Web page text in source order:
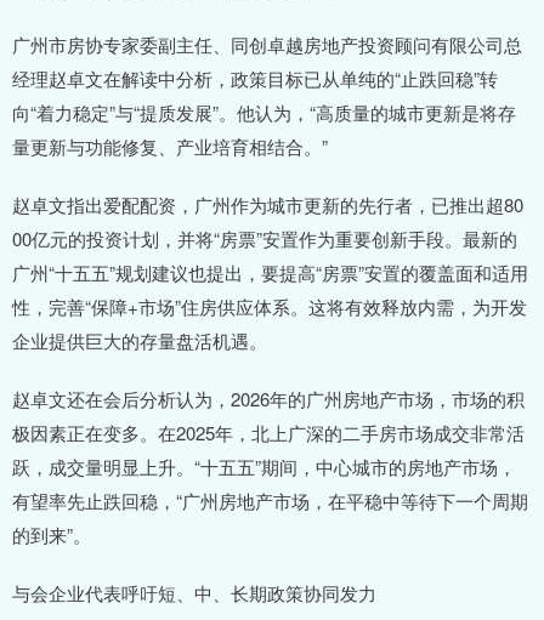
广州市房协专家委副主任、同创卓越房地产投资顾问有限公司总
经理赵卓文在解读中分析，政策目标已从单纯的“止跌回稳”转
向“着力稳定”与“提质发展”。他认为，“高质量的城市更新是将存
量更新与功能修复、产业培育相结合。”
赵卓文指出爱配配资，广州作为城市更新的先行者，已推出超80
00亿元的投资计划，并将“房票”安置作为重要创新手段。最新的
广州“十五五”规划建议也提出，要提高“房票”安置的覆盖面和适用
性，完善“保障+市场”住房供应体系。这将有效释放内需，为开发
企业提供巨大的存量盘活机遇。
赵卓文还在会后分析认为，2026年的广州房地产市场，市场的积
极因素正在变多。在2025年，北上广深的二手房市场成交非常活
跃，成交量明显上升。“十五五”期间，中心城市的房地产市场，
有望率先止跌回稳，“广州房地产市场，在平稳中等待下一个周期
的到来”。
与会企业代表呼吁短、中、长期政策协同发力